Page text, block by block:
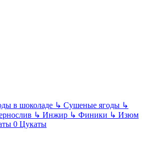
в шоколаде ↳ Сушеные ягоды ↳
↳ Инжир ↳ Финики ↳ Изюм
Цукаты